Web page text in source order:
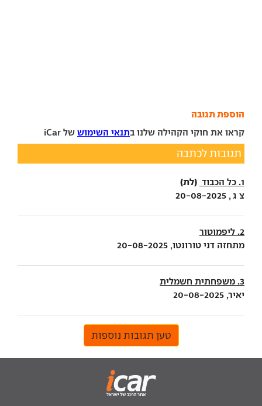
הוספת תגובה
קראו את חוקי הקהילה שלנו בתנאי השימוש של iCar
תגובות לכתבה
1. כל הכבוד (לת)
צ ג , 20-08-2025
2. ליפמוטור
מתחזה דני טורונטו, 20-08-2025
3. משפחתית חשמלית
יאיר, 20-08-2025
טען תגובות נוספות